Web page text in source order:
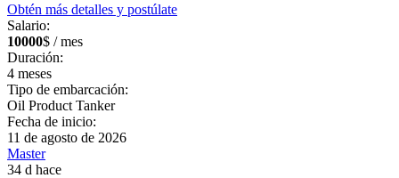
Obtén más detalles y postúlate
Salario:
10000$ / mes
Duración:
4 meses
Tipo de embarcación:
Oil Product Tanker
Fecha de inicio:
11 de agosto de 2026
Master
34 d hace